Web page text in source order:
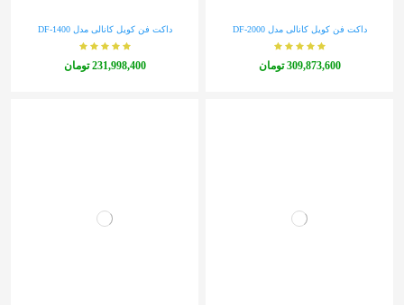
داکت فن کویل کانالی مدل DF-2000
‎309,873,600 تومان
داکت فن کویل کانالی مدل DF-1400
‎231,998,400 تومان